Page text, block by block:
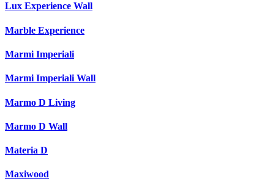
Lux Experience Wall
Marble Experience
Marmi Imperiali
Marmi Imperiali Wall
Marmo D Living
Marmo D Wall
Materia D
Maxiwood